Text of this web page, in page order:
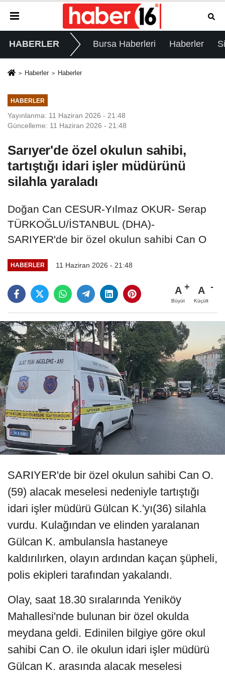
HABERLER Bursa Haberleri Haberler
Haberler Haberler
HABERLER
Yayınlanma: 11 Haziran 2026 - 21:48
Güncelleme: 11 Haziran 2026 - 21:48
Sarıyer'de özel okulun sahibi,
tartıştığı idari işler müdürünü
silahla yaraladı
Doğan Can CESUR-Yılmaz OKUR- Serap
TÜRKOĞLU/İSTANBUL (DHA)-
SARIYER'de bir özel okulun sahibi Can O
HABERLER 11 Haziran 2026 - 21:48
A
Büyüt
A
Küçült
SARIYER'de bir özel okulun sahibi Can O.
(59) alacak meselesi nedeniyle tartıştığı
idari işler müdürü Gülcan K.'yı(36) silahla
vurdu. Kulağından ve elinden yaralanan
Gülcan K. ambulansla hastaneye
kaldırılırken, olayın ardından kaçan şüpheli,
polis ekipleri tarafından yakalandı.
Olay, saat 18.30 sıralarında Yeniköy
Mahallesi'nde bulunan bir özel okulda
meydana geldi. Edinilen bilgiye göre okul
sahibi Can O. ile okulun idari işler müdürü
Gülcan K. arasında alacak meselesi